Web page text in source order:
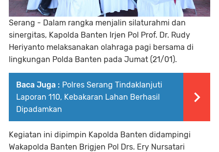
Serang - Dalam rangka menjalin silaturahmi dan
sinergitas, Kapolda Banten Irjen Pol Prof. Dr. Rudy
Heriyanto melaksanakan olahraga pagi bersama di
lingkungan Polda Banten pada Jumat (21/01).
Baca Juga : Polres Serang Tindaklanjuti
Laporan 110, Kebakaran Lahan Berhasil
Dipadamkan
Kegiatan ini dipimpin Kapolda Banten didampingi
Wakapolda Banten Brigjen Pol Drs. Ery Nursatari